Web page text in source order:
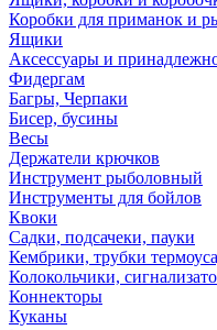
Коробки для приманок и
Ящики
Аксессуары и
Фидергам
Багры, Черпаки
Бисер, бусины
Весы
Держатели крючков
Инструмент рыболовный
Инструменты для бойлов
Квоки
Садки, подсачеки, пауки
Кембрики, трубки
Колокольчики,
Коннекторы
Куканы